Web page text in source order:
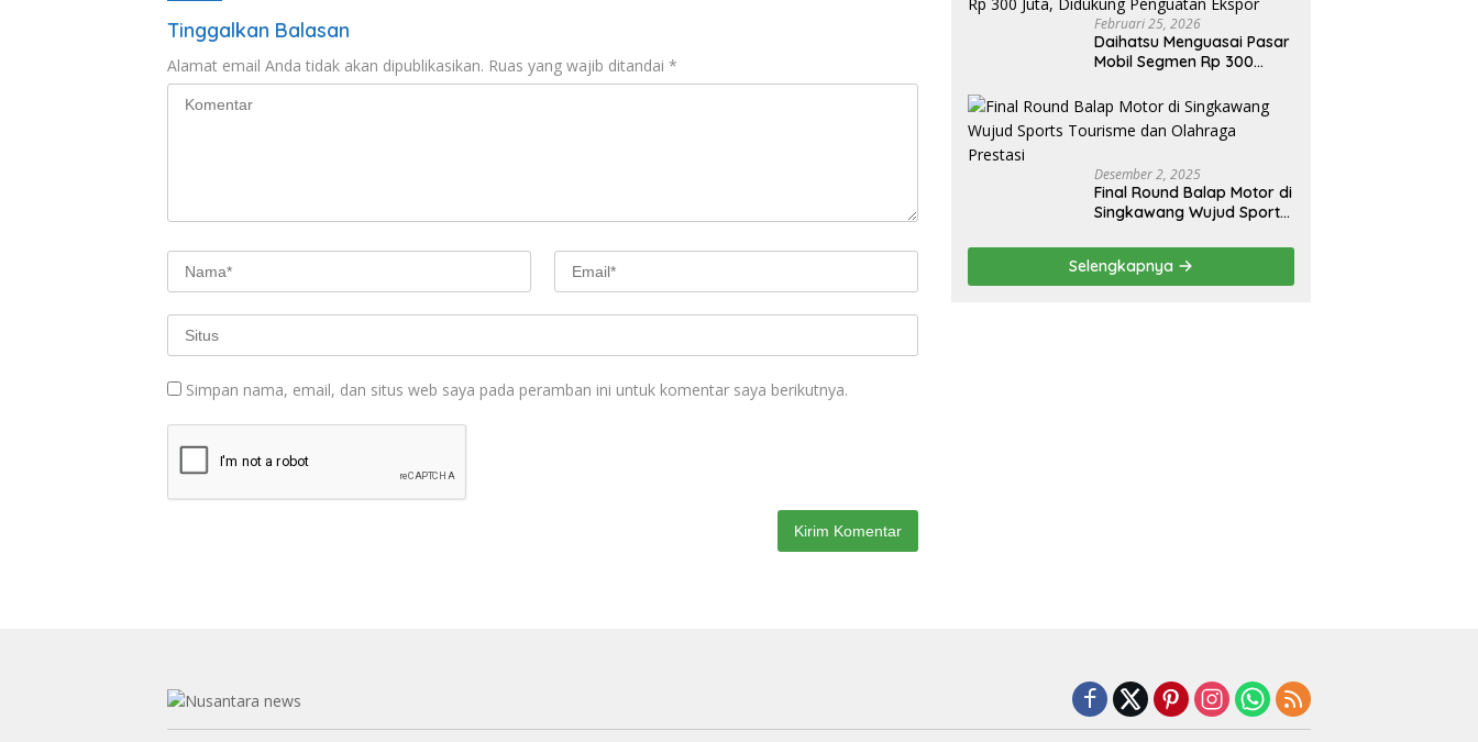
Tinggalkan Balasan
Alamat email Anda tidak akan dipublikasikan. Ruas yang wajib ditandai *
Simpan nama, email, dan situs web saya pada peramban ini untuk komentar saya berikutnya.
Februari 25, 2026
Daihatsu Menguasai Pasar
Mobil Segmen Rp 300
Ekspor
Desember 2, 2025
Final Round Balap Motor di
Singkawang Wujud Sports
Prestasi
Selengkapnya